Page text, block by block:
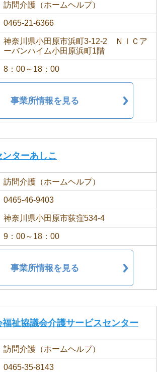
訪問介護（ホームヘルプ）
0465-21-6366
神奈川県小田原市浜町3-12-2 ＮＩＣア
ーバンハイム小田原浜町1階
8：00～18：00
事業所情報を見る
ターあしこ
訪問介護（ホームヘルプ）
0465-46-9403
神奈川県小田原市荻窪534-4
9：00～18：00
事業所情報を見る
祉協議会介護サービスセンター
訪問介護（ホームヘルプ）
0465-35-8143